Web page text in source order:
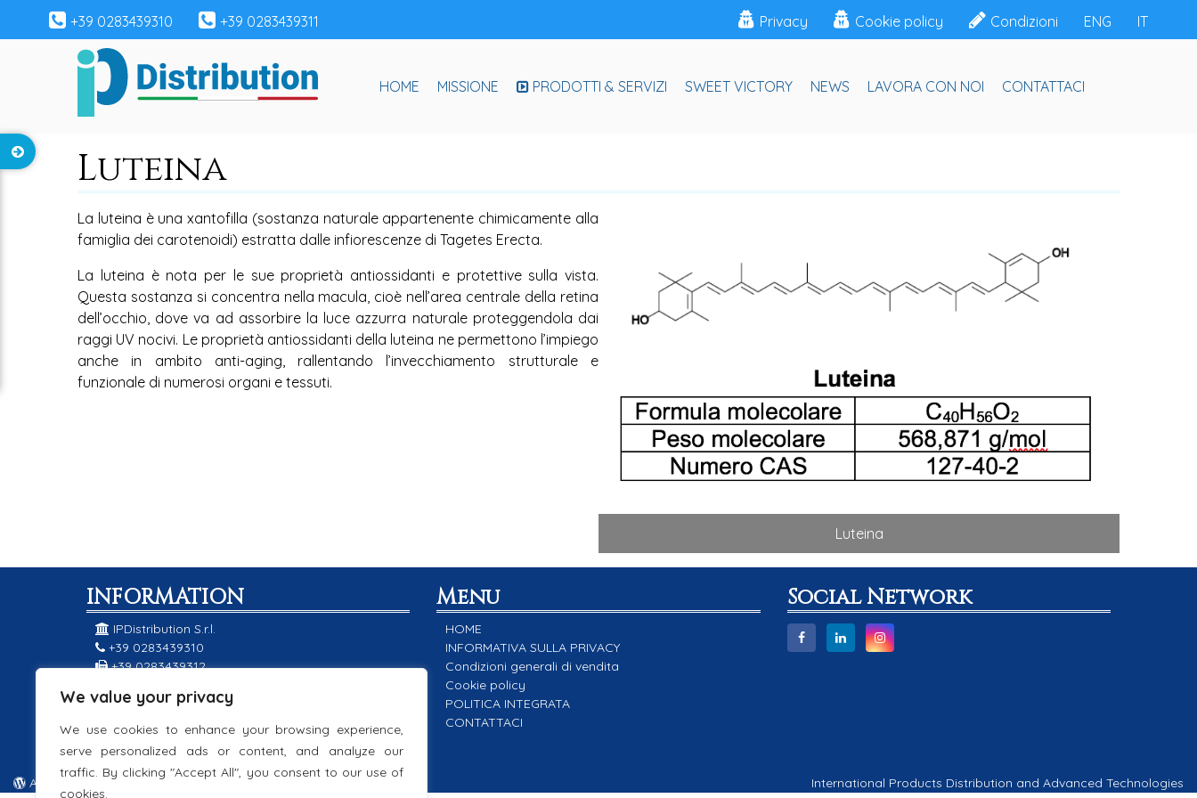
We value your privacy
We use cookies to enhance your browsing experience,
serve personalized ads or content, and analyze our
traffic. By clicking "Accept All", you consent to our use of
cookies.
+39 0283439310 +39 0283439311 Privacy Cookie policy Condizioni ENG IT
HOME MISSIONE PRODOTTI & SERVIZI SWEET VICTORY NEWS LAVORA CON NOI CONTATTACI
Luteina
La luteina è una xantofilla (sostanza naturale appartenente chimicamente alla
famiglia dei carotenoidi) estratta dalle infiorescenze di Tagetes Erecta.
La luteina è nota per le sue proprietà antiossidanti e protettive sulla vista.
Questa sostanza si concentra nella macula, cioè nell’area centrale della retina
dell’occhio, dove va ad assorbire la luce azzurra naturale proteggendola dai
raggi UV nocivi. Le proprietà antiossidanti della luteina ne permettono l’impiego
anche in ambito anti-aging, rallentando l’invecchiamento strutturale e
funzionale di numerosi organi e tessuti.
Luteina
INFORMATION
IPDistribution S.r.l.
+39 0283439310
+39 0283439312
San Giuliano Milanese (MI)
info@ipd-srl.com
Menu
HOME
INFORMATIVA SULLA PRIVACY
Condizioni generali di vendita
Cookie policy
POLITICA INTEGRATA
CONTATTACI
Social Network
Auyama Web Agency 2019 International Products Distribution and Advanced Technologies